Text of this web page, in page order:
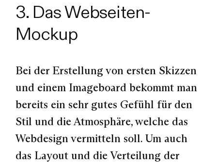
3. Das Webseiten-
Mockup
Bei der Erstellung von ersten Skizzen
und einem Imageboard bekommt man
bereits ein sehr gutes Gefühl für den
Stil und die Atmosphäre, welche das
Webdesign vermitteln soll. Um auch
das Layout und die Verteilung der